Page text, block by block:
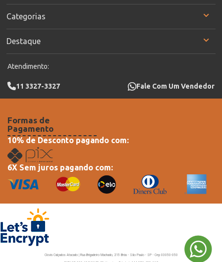
Categorias
Destaque
Atendimento:
11 3327-3327 Fale Com Um Vendedor
Formas de
Pagamento
10% de Desconto pagando com:
6X Sem juros pagando com:
Clovis Calçados Atacado | Rua Brigadeiro Machado, 215 Brás - São Paulo - SP - Cep 03050-050